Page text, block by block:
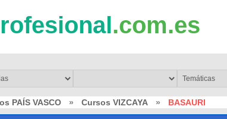
.com.es
PAÍS VASCO » Cursos VIZCAYA » BASAURI